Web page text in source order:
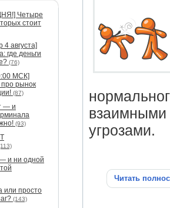
Четыре
стоит
августа]
где деньги
(76)
МСК]
рынок
(87)
— и
(93)
и ни одной
или просто
(143)
взаимными
угрозами.
Читать